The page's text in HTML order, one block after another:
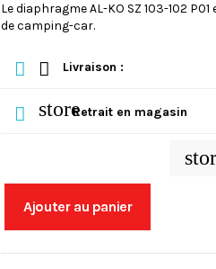
Le diaphragme AL-KO SZ 103-102
de camping-car.
Livraison :
storeRetrait en magasin
Ajouter au panier